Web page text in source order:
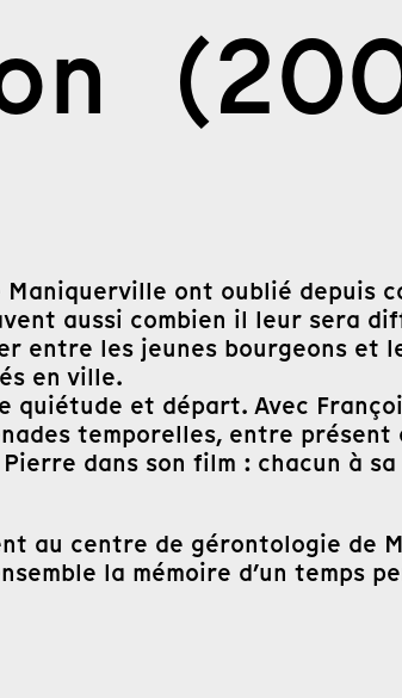
ont oublié depuis
aussi combien il leur sera
entre les jeunes bourgeons et
en ville.
et départ. Avec
temporelles, entre
dans son film : chacun à
au centre de gérontologie de
la mémoire d’un temps